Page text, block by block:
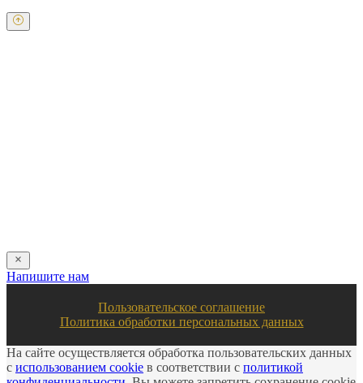
Напишите нам
Пользовательское соглашение
Политика обработки персональных данных
На сайте осуществляется обработка пользовательских данных
с использованием cookie в соответствии с политикой